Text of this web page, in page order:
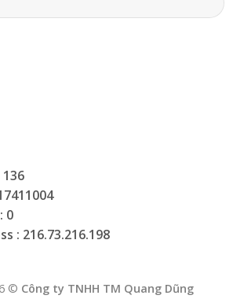
0
: 216.73.216.198
© Công ty TNHH TM Quang Dũng